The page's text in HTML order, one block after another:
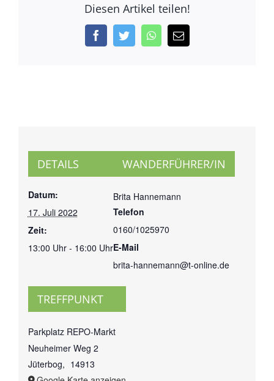
Diesen Artikel teilen!
FacebookTwitterWhatsApp
E-
Mail
DETAILS
Datum:
17. Juli 2022
Zeit:
13:00 Uhr - 16:00 Uhr
TREFFPUNKT
Parkplatz REPO-Markt
Neuheimer Weg 2
Jüterbog, 14913
WANDERFÜHRER/IN
Brita Hannemann
Telefon
0160/1025970
E-Mail
brita-hannemann@t-online.de